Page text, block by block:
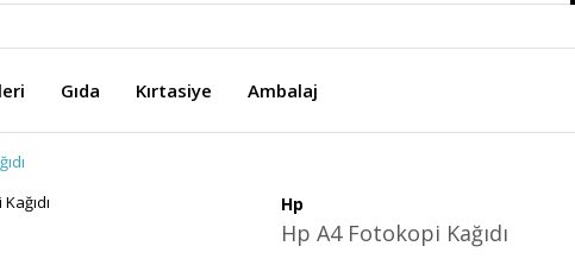
Gıda Kırtasiye Ambalaj
Hp
Hp A4 Fotokopi Kağıdı